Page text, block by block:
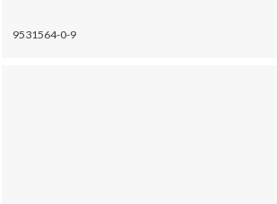
9531564-0-9